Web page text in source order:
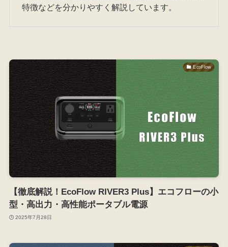
特徴などを分かりやすく解説しています。
EcoFlow
【徹底解説！EcoFlow RIVER3 Plus】エコフローの小
型・高出力・高性能ポータブル電源
2025年7月28日